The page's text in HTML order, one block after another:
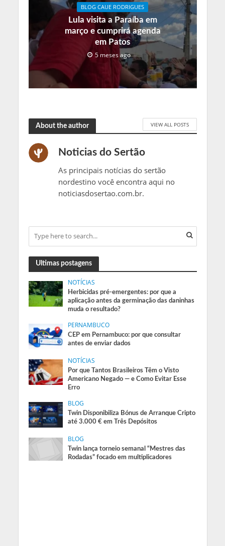
BLOG CAUE RODRIGUES
Lula visita a Paraíba em
março e cumprirá agenda
em Patos
5 meses ago
About the author VIEW ALL POSTS
Noticias do Sertão
As principais notícias do sertão
nordestino você encontra aqui no
noticiasdosertao.com.br.
Ultimas postagens
NOTÍCIAS
Herbicidas pré-emergentes: por que a
aplicação antes da germinação das daninhas
muda o resultado?
PERNAMBUCO
CEP em Pernambuco: por que consultar
antes de enviar dados
NOTÍCIAS
Por que Tantos Brasileiros Têm o Visto
Americano Negado — e Como Evitar Esse
Erro
BLOG
Twin Disponibiliza Bónus de Arranque Cripto
até 3.000 € em Três Depósitos
BLOG
Twin lança torneio semanal “Mestres das
Rodadas” focado em multiplicadores